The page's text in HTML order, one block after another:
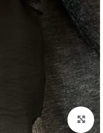
بزرگنمایی تصویر